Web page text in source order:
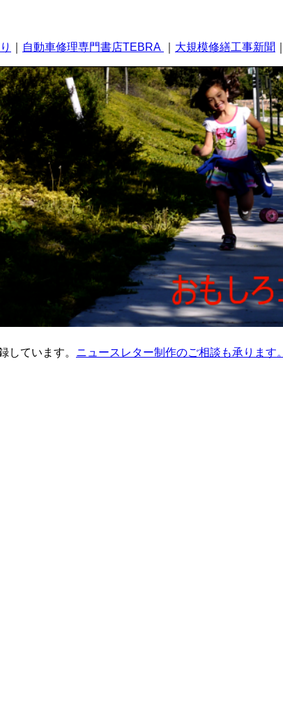
自動車修理専門書店TEBRA 大規模修繕工事新聞
しています。 ニュースレター制作のご相談も承ります。